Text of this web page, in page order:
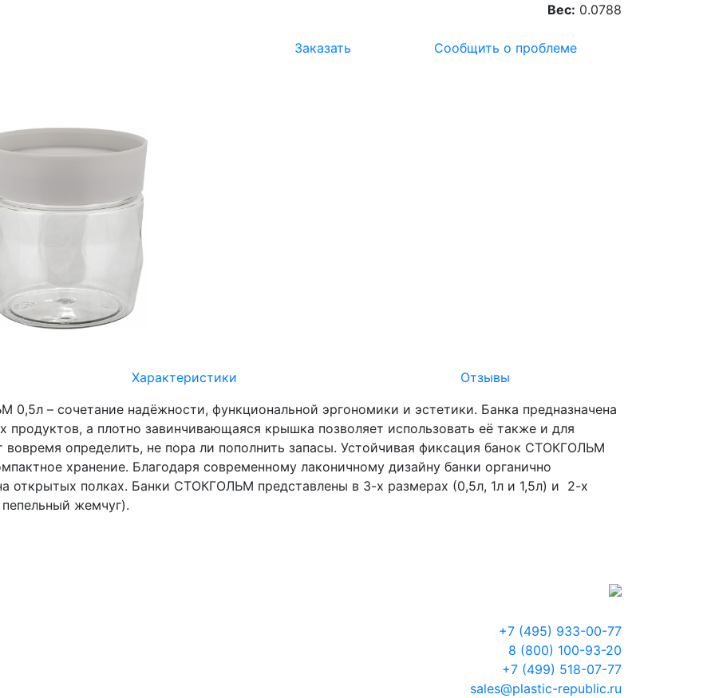
Вес: 0.0788
Заказать Сообщить о проблеме
Характеристики
Отзывы
– сочетание надёжности, функциональной эргономики и эстетики. Банка предназначена
продуктов, а плотно завинчивающаяся крышка позволяет использовать её также и для
определить, не пора ли пополнить запасы. Устойчивая фиксация банок СТОКГОЛЬМ
хранение. Благодаря современному лаконичному дизайну банки органично
открытых полках. Банки СТОКГОЛЬМ представлены в 3-х размерах (0,5л, 1л и 1,5л) и 2-х
жемчуг).
+7 (495) 933-00-77
8 (800) 100-93-20
+7 (499) 518-07-77
sales@plastic-republic.ru